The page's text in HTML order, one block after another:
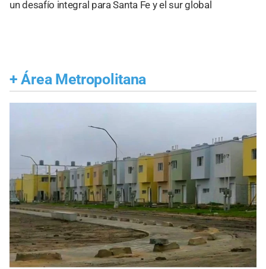
un desafío integral para Santa Fe y el sur global
+ Área Metropolitana